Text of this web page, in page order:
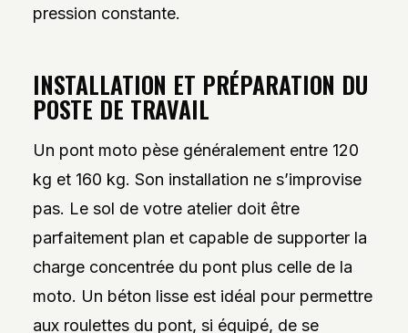
pression constante.
INSTALLATION ET PRÉPARATION DU
POSTE DE TRAVAIL
Un pont moto pèse généralement entre 120
kg et 160 kg. Son installation ne s’improvise
pas. Le sol de votre atelier doit être
parfaitement plan et capable de supporter la
charge concentrée du pont plus celle de la
moto. Un béton lisse est idéal pour permettre
aux roulettes du pont, si équipé, de se